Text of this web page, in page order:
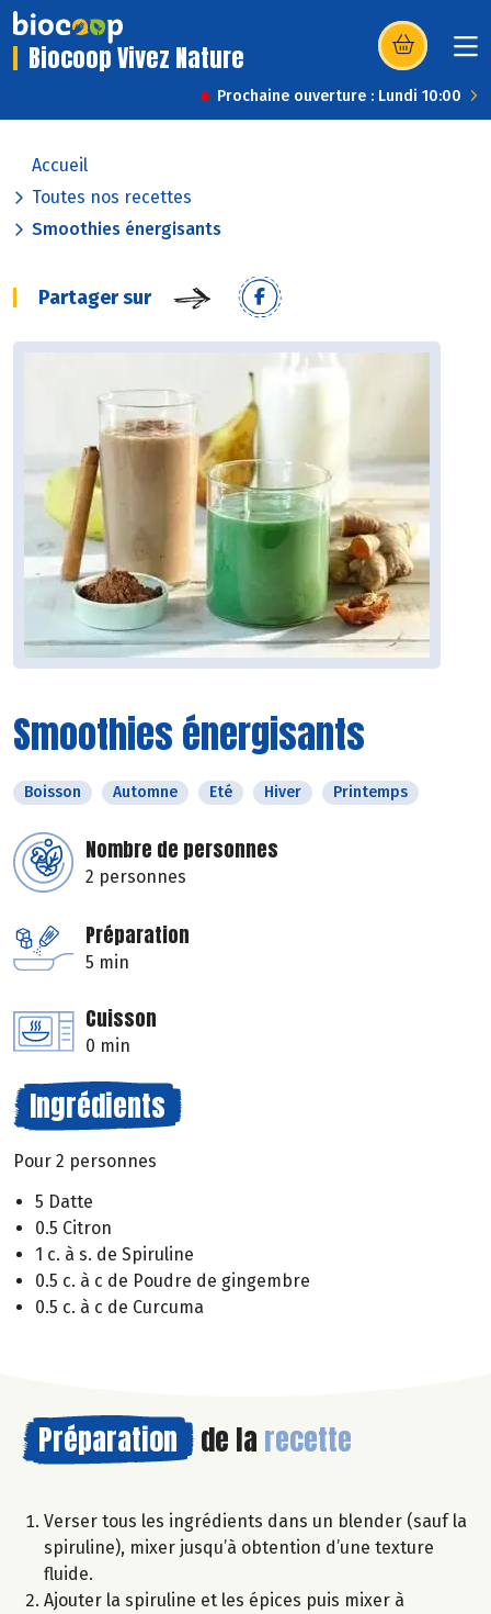
Biocoop Vivez Nature (s’ouvre dans
Prochaine ouverture : Lundi 10:00
Accueil
Toutes nos recettes
Smoothies énergisants
Partager sur
Smoothies énergisants
Boisson Automne Eté Hiver Printemps
Nombre de personnes
2 personnes
Préparation
5 min
Cuisson
0 min
Ingrédients
Pour 2 personnes
5 Datte
0.5 Citron
1 c. à s. de Spiruline
0.5 c. à c de Poudre de gingembre
0.5 c. à c de Curcuma
Préparation de la recette
Verser tous les ingrédients dans un blender (sauf la
spiruline), mixer jusqu’à obtention d’une texture
fluide.
Ajouter la spiruline et les épices puis mixer à